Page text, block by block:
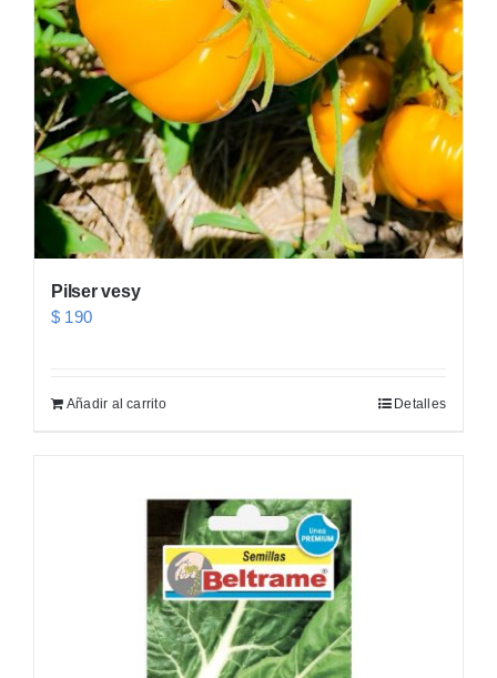
MACETAS
FERRETERÍA
OFERTAS
Pilser vesy
$ 190
Añadir al carrito Detalles